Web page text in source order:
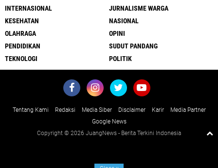
INTERNASIONAL
JURNALISME WARGA
KESEHATAN
NASIONAL
OLAHRAGA
OPINI
PENDIDIKAN
SUDUT PANDANG
TEKNOLOGI
POLITIK
Tentang Kami Redaksi Media Siber Disclaimer Karir
Media Partner
Google News
Copyright © 2026 JuangNews - Berita Terkini Indonesia